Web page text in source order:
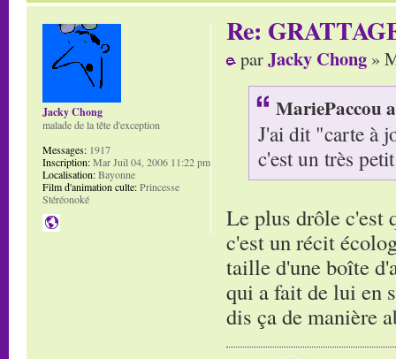
Re:
parJacky Chong »
MariePaccou
J'ai dit "carte à
c'est un très
Le plus drôle c'est
c'est un récit
taille d'une boîte
qui a fait de lui en
dis ça de manière
Jacky Chong
malade de la tête d'exception
Messages: 1917
Inscription:Mar Juil 04, 2006 11:22 pm
Localisation:Bayonne
Film d'animation culte:Princesse
Stéréonoké